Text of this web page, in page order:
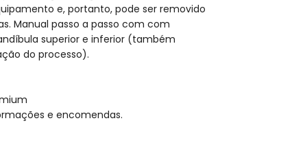
e, portanto, pode ser removido
Manual passo a passo com com
superior e inferior (também
do processo).
e encomendas.